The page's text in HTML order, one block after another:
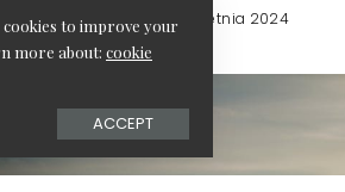
serwisu 22 kwietnia 2024
cookies to improve your
more about: cookie
ACCEPT